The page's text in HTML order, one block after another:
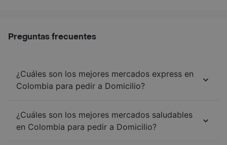
Preguntas frecuentes
¿Cuáles son los mejores mercados express en
Colombia para pedir a Domicilio?
¿Cuáles son los mejores mercados saludables
en Colombia para pedir a Domicilio?